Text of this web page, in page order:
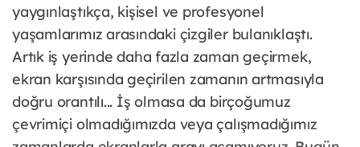
yaygınlaştıkça, kişisel ve profesyonel
yaşamlarımız arasındaki çizgiler bulanıklaştı.
Artık iş yerinde daha fazla zaman geçirmek,
ekran karşısında geçirilen zamanın artmasıyla
doğru orantılı... İş olmasa da birçoğumuz
çevrimiçi olmadığımızda veya çalışmadığımız